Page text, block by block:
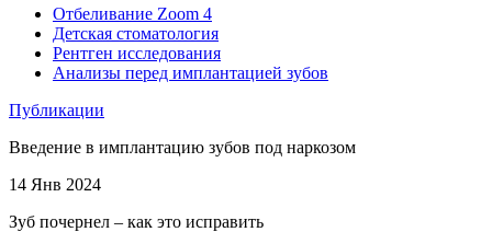
Отбеливание Zoom 4
Детская стоматология
Рентген исследования
Анализы перед имплантацией зубов
Публикации
Введение в имплантацию зубов под наркозом
14 Янв 2024
Зуб почернел – как это исправить